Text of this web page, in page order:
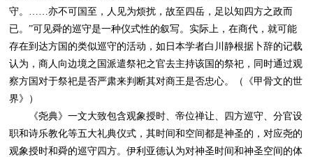
守。……亦不可国至，人见为烦扰，故至四岳，足以知四方之政而
已。”可见舜的巡守是一种仪式性的叙写。实际上，在商代，就可能
存在到达方国的类似巡守的活动，如日本学者白川静根据卜辞的记载
认为，商人向边境之国派遣祭祀之官去主持该国的祭祀，同时通过观
察方国对于祭祀是否严肃来判断其对商王是否忠心。（《甲骨文的世
界》）
《尧典》一文大致包含观象授时、帝位禅让、四方巡守、分官设
职和诗乐教化等五大礼典仪式，其时间和空间都是神圣的，对应尧的
观象授时和舜的巡守四方。伊利亚德认为对神圣时间和神圣空间的体